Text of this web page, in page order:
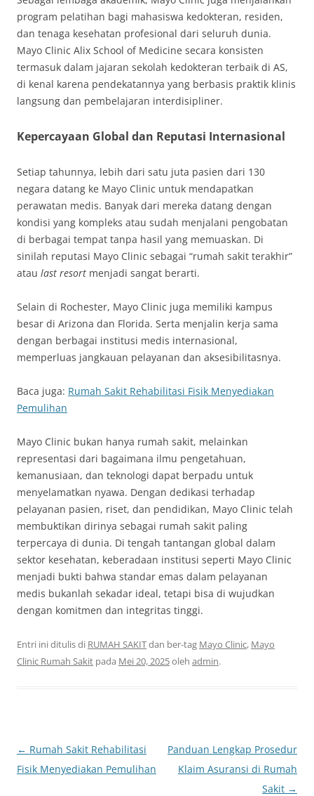
program pelatihan bagi mahasiswa kedokteran, residen,
dan tenaga kesehatan profesional dari seluruh dunia.
Mayo Clinic Alix School of Medicine secara konsisten
termasuk dalam jajaran sekolah kedokteran terbaik di AS,
di kenal karena pendekatannya yang berbasis praktik klinis
langsung dan pembelajaran interdisipliner.
Kepercayaan Global dan Reputasi Internasional
Setiap tahunnya, lebih dari satu juta pasien dari 130
negara datang ke Mayo Clinic untuk mendapatkan
perawatan medis. Banyak dari mereka datang dengan
kondisi yang kompleks atau sudah menjalani pengobatan
di berbagai tempat tanpa hasil yang memuaskan. Di
sinilah reputasi Mayo Clinic sebagai “rumah sakit terakhir”
atau last resort menjadi sangat berarti.
Selain di Rochester, Mayo Clinic juga memiliki kampus
besar di Arizona dan Florida. Serta menjalin kerja sama
dengan berbagai institusi medis internasional,
memperluas jangkauan pelayanan dan aksesibilitasnya.
Baca juga: Rumah Sakit Rehabilitasi Fisik Menyediakan
Pemulihan
Mayo Clinic bukan hanya rumah sakit, melainkan
representasi dari bagaimana ilmu pengetahuan,
kemanusiaan, dan teknologi dapat berpadu untuk
menyelamatkan nyawa. Dengan dedikasi terhadap
pelayanan pasien, riset, dan pendidikan, Mayo Clinic telah
membuktikan dirinya sebagai rumah sakit paling
terpercaya di dunia. Di tengah tantangan global dalam
sektor kesehatan, keberadaan institusi seperti Mayo Clinic
menjadi bukti bahwa standar emas dalam pelayanan
medis bukanlah sekadar ideal, tetapi bisa di wujudkan
dengan komitmen dan integritas tinggi.
Entri ini ditulis di RUMAH SAKITdan ber-tag Mayo Clinic, Mayo
Clinic Rumah Sakit pada Mei 20, 2025oleh admin.
Navigasi
Tulisan
← Rumah Sakit Rehabilitasi
Fisik Menyediakan Pemulihan
Panduan Lengkap Prosedur
Klaim Asuransi di Rumah
Sakit →